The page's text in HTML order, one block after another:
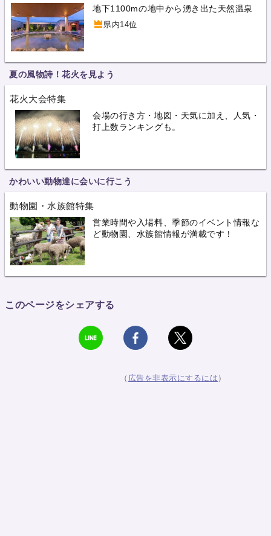
地下1100mの地中から湧き出た天然温泉
県内14位
夏の風物詩！花火を見よう
花火大会特集
会場の行き方・地図・天気に加え、人気・
打上数ランキングも。
かわいい動物達に会いに行こう
動物園・水族館特集
営業時間や入場料、季節のイベント情報な
ど動物園、水族館情報が満載です！
このページをシェアする
（ 広告を非表示にするには ）